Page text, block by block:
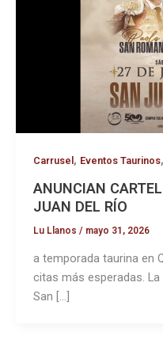
Carrusel , Eventos Taurinos,
ANUNCIAN
JUAN DEL RÍO
Lu Llanos / mayo 31, 2026
a temporada taurina en
citas más esperadas.
San […]